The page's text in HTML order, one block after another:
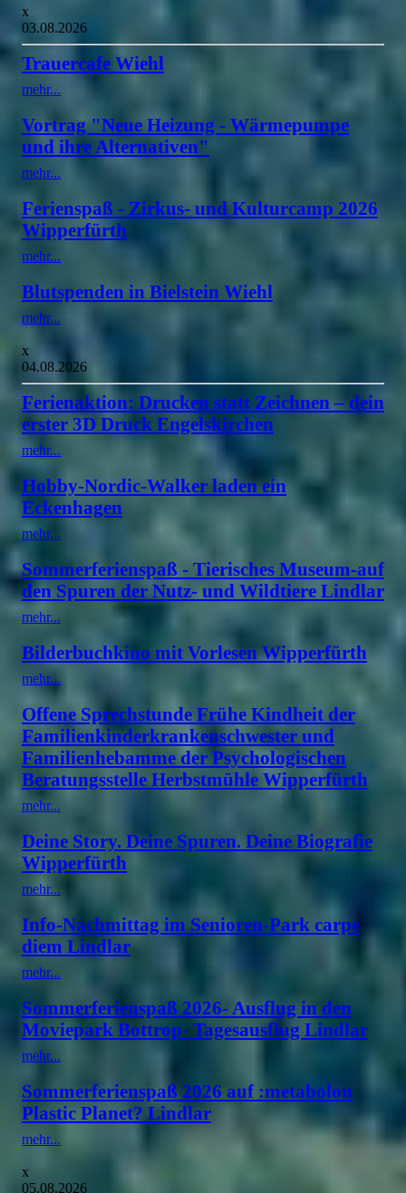
x
03.08.2026
Trauercafe Wiehl
mehr...
Vortrag "Neue Heizung - Wärmepumpe
und ihre Alternativen"
mehr...
Ferienspaß - Zirkus- und Kulturcamp 2026
Wipperfürth
mehr...
Blutspenden in Bielstein Wiehl
mehr...
x
04.08.2026
Ferienaktion: Drucken statt Zeichnen – dein
erster 3D Druck Engelskirchen
mehr...
Hobby-Nordic-Walker laden ein
Eckenhagen
mehr...
Sommerferienspaß - Tierisches Museum-auf
den Spuren der Nutz- und Wildtiere Lindlar
mehr...
Bilderbuchkino mit Vorlesen Wipperfürth
mehr...
Offene Sprechstunde Frühe Kindheit der
Familienkinderkrankenschwester und
Familienhebamme der Psychologischen
Beratungsstelle Herbstmühle Wipperfürth
mehr...
Deine Story. Deine Spuren. Deine Biografie
Wipperfürth
mehr...
Info-Nachmittag im Senioren-Park carpe
diem Lindlar
mehr...
Sommerferienspaß 2026- Ausflug in den
Moviepark Bottrop- Tagesausflug Lindlar
mehr...
Sommerferienspaß 2026 auf :metabolon
Plastic Planet? Lindlar
mehr...
x
05.08.2026